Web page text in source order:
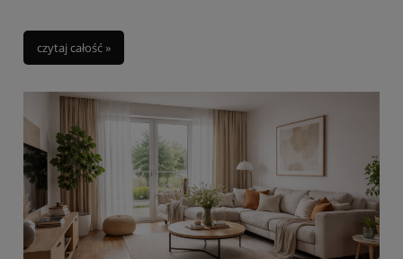
czytaj całość »